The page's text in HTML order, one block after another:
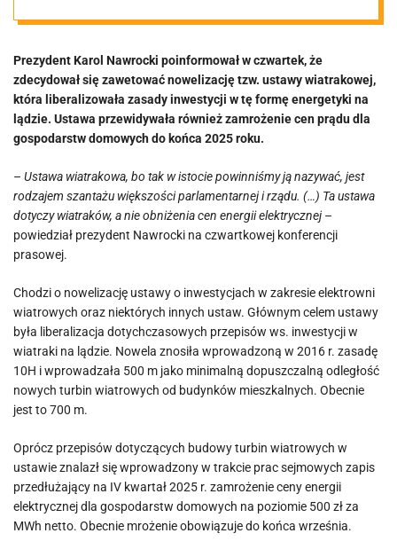
szantażu
większości
parlamentarnej
i rządu”
Prezydent Karol Nawrocki poinformował w czwartek, że
zdecydował się zawetować nowelizację tzw. ustawy wiatrakowej,
która liberalizowała zasady inwestycji w tę formę energetyki na
lądzie. Ustawa przewidywała również zamrożenie cen prądu dla
gospodarstw domowych do końca 2025 roku.
– Ustawa wiatrakowa, bo tak w istocie powinniśmy ją nazywać, jest
rodzajem szantażu większości parlamentarnej i rządu. (…) Ta ustawa
dotyczy wiatraków, a nie obniżenia cen energii elektrycznej –
powiedział prezydent Nawrocki na czwartkowej konferencji
prasowej.
Chodzi o nowelizację ustawy o inwestycjach w zakresie elektrowni
wiatrowych oraz niektórych innych ustaw. Głównym celem ustawy
była liberalizacja dotychczasowych przepisów ws. inwestycji w
wiatraki na lądzie. Nowela znosiła wprowadzoną w 2016 r. zasadę
10H i wprowadzała 500 m jako minimalną dopuszczalną odległość
nowych turbin wiatrowych od budynków mieszkalnych. Obecnie
jest to 700 m.
Oprócz przepisów dotyczących budowy turbin wiatrowych w
ustawie znalazł się wprowadzony w trakcie prac sejmowych zapis
przedłużający na IV kwartał 2025 r. zamrożenie ceny energii
elektrycznej dla gospodarstw domowych na poziomie 500 zł za
MWh netto. Obecnie mrożenie obowiązuje do końca września.